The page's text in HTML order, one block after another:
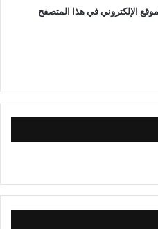
الإلكتروني في هذا المتصفح